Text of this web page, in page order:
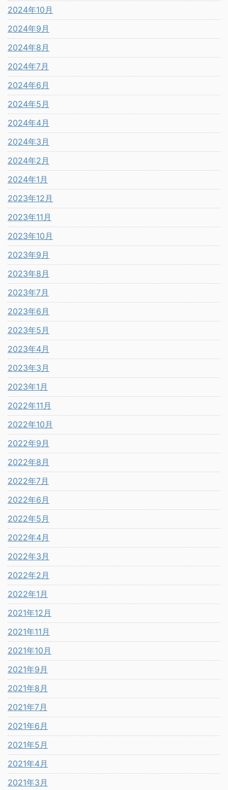
2024年10月
2024年9月
2024年8月
2024年7月
2024年6月
2024年5月
2024年4月
2024年3月
2024年2月
2024年1月
2023年12月
2023年11月
2023年10月
2023年9月
2023年8月
2023年7月
2023年6月
2023年5月
2023年4月
2023年3月
2023年1月
2022年11月
2022年10月
2022年9月
2022年8月
2022年7月
2022年6月
2022年5月
2022年4月
2022年3月
2022年2月
2022年1月
2021年12月
2021年11月
2021年10月
2021年9月
2021年8月
2021年7月
2021年6月
2021年5月
2021年4月
2021年3月